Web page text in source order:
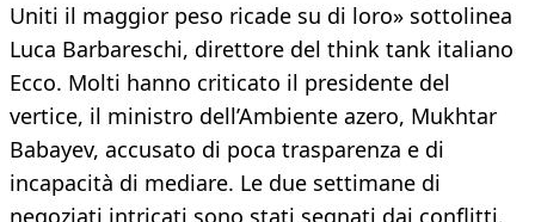
Uniti il maggior peso ricade su di loro» sottolinea
Luca Barbareschi, direttore del think tank italiano
Ecco. Molti hanno criticato il presidente del
vertice, il ministro dell’Ambiente azero, Mukhtar
Babayev, accusato di poca trasparenza e di
incapacità di mediare. Le due settimane di
negoziati intricati sono stati segnati dai conflitti.